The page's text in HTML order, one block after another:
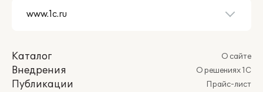
Каталог
Внедрения
Публикации
О сайте
О решениях 1С
Прайс-лист